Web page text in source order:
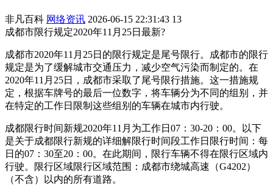
非凡百科 网络资讯 2026-06-15 22:31:43 13
成都市限行规定2020年11月25日最新?
成都市2020年11月25日的限行规定是尾号限行。成都市的限行
规定是为了缓解城市交通压力，减少空气污染而制定的。在
2020年11月25日，成都市采取了尾号限行措施。这一措施规
定，根据车牌号的最后一位数字，将车辆分为不同的组别，并
在特定的工作日限制这些组别的车辆在城市内行驶。
成都限行时间新规2020年11月为工作日07：30-20：00。以下
是关于成都限行新规的详细解限行时间段工作日限行时间：每
日的07：30至20：00。在此期间，限行车辆不得在限行区域内
行驶。限行区域限行区域范围：成都市绕城高速（G4202）
（不含）以内的所有道路。